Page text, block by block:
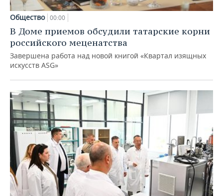
Общество 00:00
В Доме приемов обсудили татарские корни
российского меценатства
Завершена работа над новой книгой «Квартал изящных
искусств ASG»